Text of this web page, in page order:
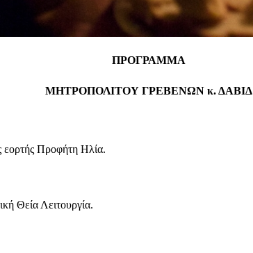
ΠΡΟΓΡΑΜΜΑ
ΜΗΤΡΟΠΟΛΙΤΟΥ ΓΡΕΒΕΝΩΝ κ. ΔΑΒΙΔ
εορτής Προφήτη Ηλία.
Θεία Λειτουργία.